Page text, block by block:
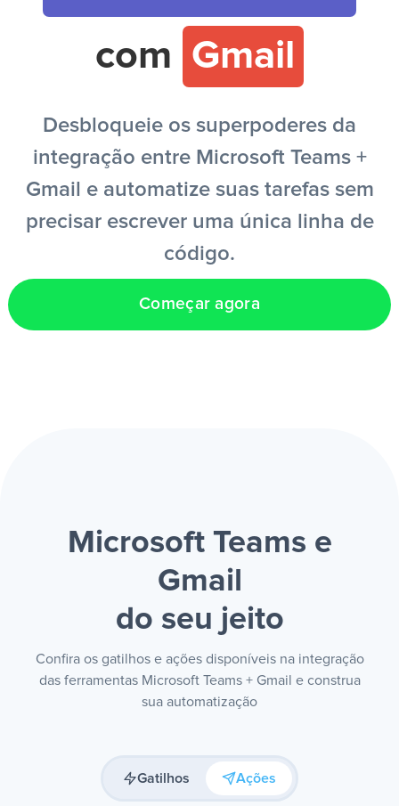
PT
com Gmail
Desbloqueie os superpoderes da
integração entre Microsoft Teams +
Gmail e automatize suas tarefas sem
precisar escrever uma única linha de
código.
Começar agora
Microsoft Teams e
Gmail
do seu jeito
Confira os gatilhos e ações disponíveis na integração
das ferramentas Microsoft Teams + Gmail e construa
sua automatização
Gatilhos Ações